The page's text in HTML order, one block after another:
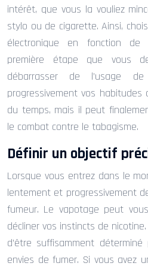
intérêt, que vous la vouliez
stylo ou de cigarette. Ainsi,
électronique en fonction
première étape que vous
débarrasser de l’usage
progressivement vos
du temps, mais il peut
le combat contre le tabagisme.
Définir un objectif
Lorsque vous entrez dans le
lentement et progressivement
fumeur. Le vapotage peut
décliner vos instincts de
d’être suffisamment
envies de fumer. Si vous avez